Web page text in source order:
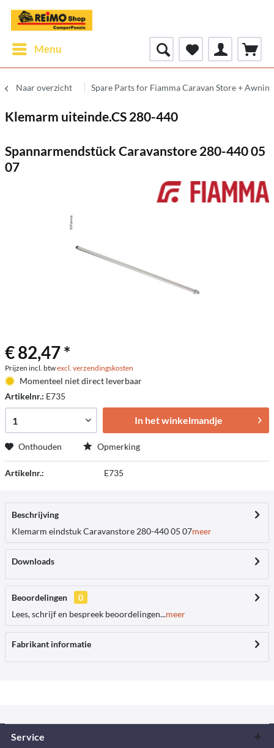
Menu
Naar overzicht Spare Parts for Fiamma Caravan Store +
Klemarm uiteinde.CS 280-440
Spannarmendstück Caravanstore 280-440 05
07
€ 82,47 *
Prijzen incl. btwexcl. verzendingskosten
Momenteel niet direct leverbaar
Artikelnr.: E735
In het winkelmandje
Onthouden Opmerking
Artikelnr.: E735
Beschrijving
Klemarm eindstuk Caravanstore 280-440 05 07meer
Downloads
Beoordelingen
0
Lees, schrijf en bespreek beoordelingen...meer
Fabrikant informatie
Service